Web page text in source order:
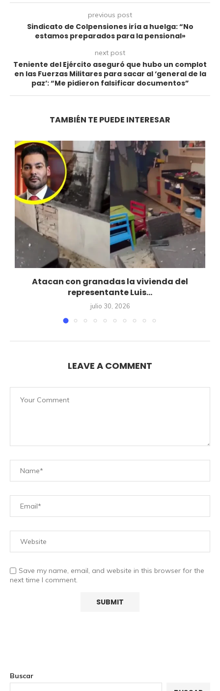
previous post
Sindicato de Colpensiones iría a huelga: “No
estamos preparados para la pensional»
next post
Teniente del Ejército aseguró que hubo un complot
en las Fuerzas Militares para sacar al ‘general de la
paz’: “Me pidieron falsificar documentos”
TAMBIÉN TE PUEDE INTERESAR
Atacan con granadas la vivienda del
representante Luis...
julio 30, 2026
LEAVE A COMMENT
Save my name, email, and website in this browser for the
next time I comment.
Buscar